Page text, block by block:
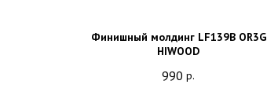
Финишный молдинг LF139B OR3G
HIWOOD
990 р.